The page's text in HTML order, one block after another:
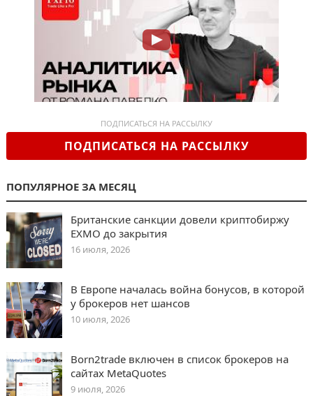
ПОДПИСАТЬСЯ НА РАССЫЛКУ
ПОДПИСАТЬСЯ НА РАССЫЛКУ
ПОПУЛЯРНОЕ ЗА МЕСЯЦ
Британские санкции довели криптобиржу
EXMO до закрытия
16 июля, 2026
В Европе началась война бонусов, в которой
у брокеров нет шансов
10 июля, 2026
Born2trade включен в список брокеров на
сайтах MetaQuotes
9 июля, 2026